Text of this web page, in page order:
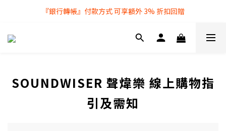
全店購物滿 $250 即享免費送貨服務
『銀行轉帳』付款方式 可享額外 3% 折扣回贈
全店購物滿 $250 即享免費送貨服務
SOUNDWISER 聲煒樂 線上購物指
引及需知